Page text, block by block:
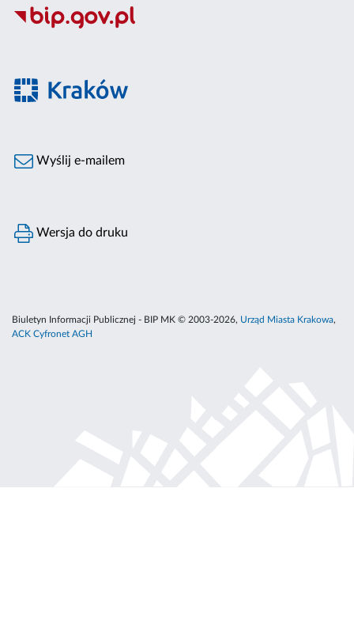
Wyślij e-mailem
Wersja do druku
Biuletyn Informacji Publicznej - BIP MK © 2003-2026, Urząd Miasta Krakowa,
ACK Cyfronet AGH